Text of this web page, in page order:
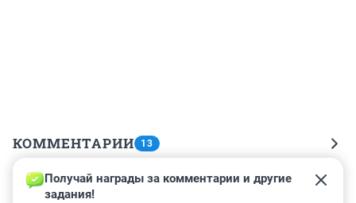
КОММЕНТАРИИ 13
Гость
3 марта 2020, 11:25
Получай награды за комментарии и другие
задания!